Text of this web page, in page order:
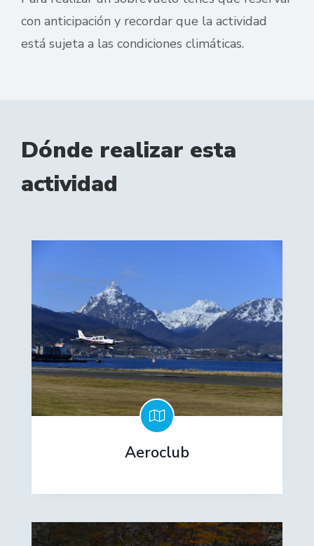
con anticipación y recordar que la actividad
está sujeta a las condiciones climáticas.
Dónde realizar esta
actividad
Aeroclub